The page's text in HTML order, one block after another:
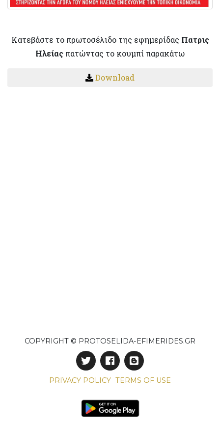
Κατεβάστε το πρωτοσέλιδο της εφημερίδας Πατρις
Ηλείας πατώντας το κουμπί παρακάτω
Download
COPYRIGHT © PROTOSELIDA-EFIMERIDES.GR
PRIVACY POLICY TERMS OF USE